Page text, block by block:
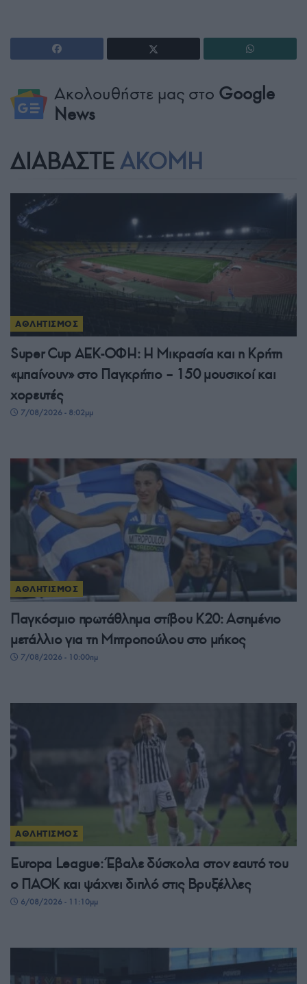
Ακολουθήστε μας στο Google
News
ΔΙΑΒΑΣΤΕ ΑΚΟΜΗ
ΑΘΛΗΤΙΣΜΟΣ
Super Cup ΑΕΚ-ΟΦΗ: Η Μικρασία και η Κρήτη
«μπαίνουν» στο Παγκρήτιο – 150 μουσικοί και
χορευτές
7/08/2026 - 8:02μμ
ΑΘΛΗΤΙΣΜΟΣ
Παγκόσμιο πρωτάθλημα στίβου Κ20: Ασημένιο
μετάλλιο για τη Μητροπούλου στο μήκος
7/08/2026 - 10:00πμ
ΑΘΛΗΤΙΣΜΟΣ
Europa League: Έβαλε δύσκολα στον εαυτό του
ο ΠΑΟΚ και ψάχνει διπλό στις Βρυξέλλες
6/08/2026 - 11:10μμ